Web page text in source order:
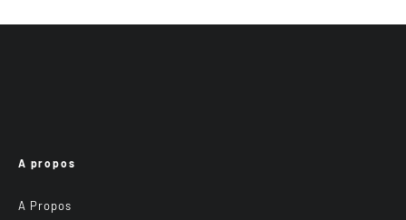
A propos
A Propos